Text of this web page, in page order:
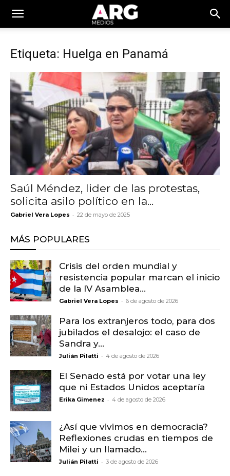
Etiqueta: Huelga en Panamá
Saúl Méndez, lider de las protestas,
solicita asilo político en la...
Gabriel Vera Lopes - 22 de mayo de 2025
MÁS POPULARES
Crisis del orden mundial y
resistencia popular marcan el inicio
de la IV Asamblea...
Gabriel Vera Lopes - 6 de agosto de 2026
Para los extranjeros todo, para dos
jubilados el desalojo: el caso de
Sandra y...
Julián Pilatti - 4 de agosto de 2026
El Senado está por votar una ley
que ni Estados Unidos aceptaría
Erika Gimenez - 4 de agosto de 2026
¿Así que vivimos en democracia?
Reflexiones crudas en tiempos de
Milei y un llamado...
Julián Pilatti - 3 de agosto de 2026